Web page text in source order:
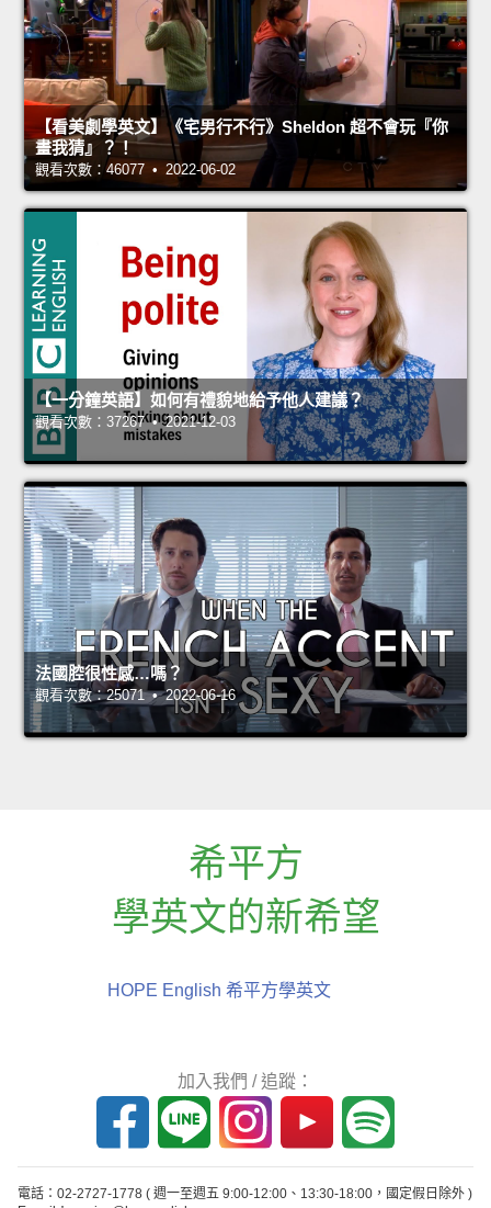
【看美劇學英文】《宅男行不行》Sheldon 超不會玩『你
畫我猜』？！
觀看次數：46077 • 2022-06-02
【一分鐘英語】如何有禮貌地給予他人建議？
觀看次數：37267 • 2021-12-03
法國腔很性感…嗎？
觀看次數：25071 • 2022-06-16
希平方
學英文的新希望
HOPE English 希平方學英文
加入我們 / 追蹤：
電話：02-2727-1778 ( 週一至週五 9:00-12:00、13:30-18:00，國定假日除外 )